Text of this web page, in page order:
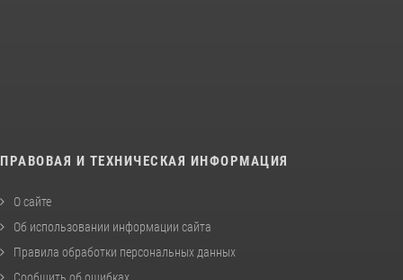
ПРАВОВАЯ И ТЕХНИЧЕСКАЯ ИНФОРМАЦИЯ
О сайте
Об использовании информации сайта
Правила обработки персональных данных